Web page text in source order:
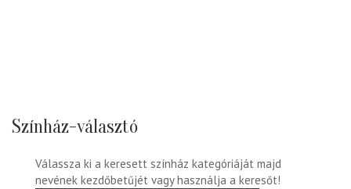
Színház-választó
Válassza ki a keresett színház kategóriáját majd
nevének kezdőbetűjét vagy használja a keresőt!